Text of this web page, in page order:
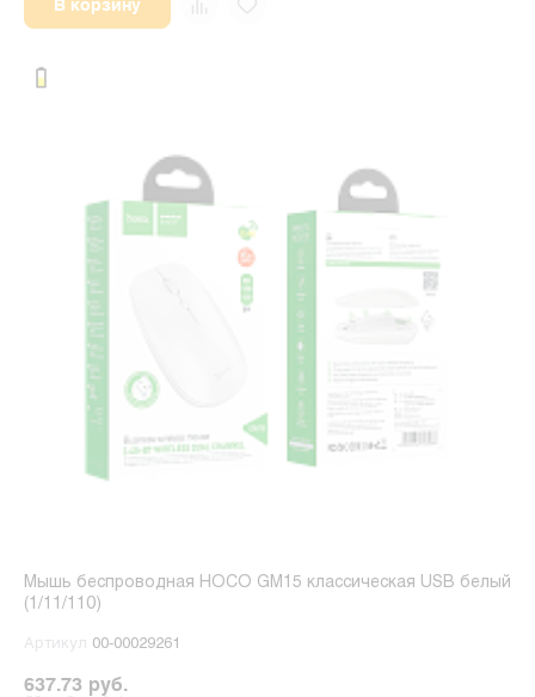
В корзину
Мышь беспроводная HOCO GM15 классическая USB белый
(1/11/110)
Артикул 00-00029261
637.73 руб.